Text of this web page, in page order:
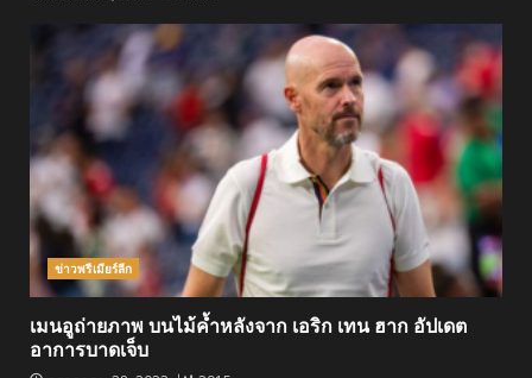
ข่าวพรีเมียร์ลีก
เมนอูถ่ายภาพ บนไม้ค้ำหลังจาก เอริก เทน ฮาก อัปเดต
อาการบาดเจ็บ